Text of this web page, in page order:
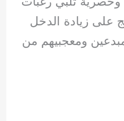
على زيادة الدخل
ومعجبيهم من